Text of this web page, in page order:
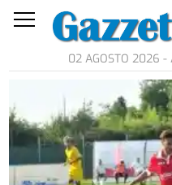
02 AGOSTO 2026 -